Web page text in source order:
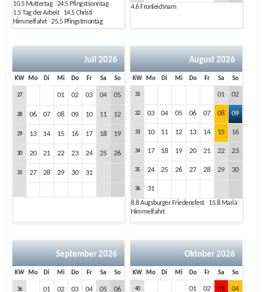
10.5Muttertag 24.5Pfingstsonntag
1.5Tag der Arbeit 14.5Christi
Himmelfahrt 25.5Pfingstmontag
4.6Fronleichnam
Juli 2026
KW Mo Di Mi Do Fr Sa So
27 01 02 03 04 05
28 06 07 08 09 10 11 12
29 13 14 15 16 17 18 19
30 20 21 22 23 24 25 26
31 27 28 29 30 31
August 2026
KW Mo Di Mi Do Fr Sa So
31 01 02
32 03 04 05 06 07 08 09
33 10 11 12 13 14 15 16
34 17 18 19 20 21 22 23
35 24 25 26 27 28 29 30
36 31
8.8Augsburger Friedensfest 15.8Mariä
Himmelfahrt
September 2026
KW Mo Di Mi Do Fr Sa So
36 01 02 03 04 05 06
Oktober 2026
KW Mo Di Mi Do Fr Sa So
40 01 02 03 04